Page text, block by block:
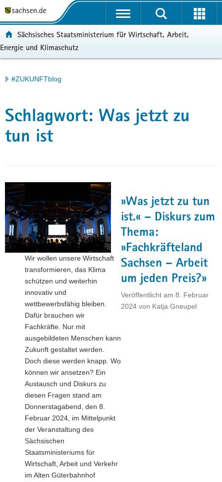
t
a
l
r
g
e
d
e
N
a
v
u
p
t
a
l
e
r
v
Portalübergreifende
Sächsisches Staatsministerium für Wirtschaft, Arbeit,
Energie und Klimaschutz
Hauptinhalt
#ZUKUNFTblog
Schlagwort: Was jetzt zu
tun ist
»Was jetzt zu tun
ist.« – Diskurs zum
Thema:
»Fachkräfteland
Sachsen – Arbeit
um jeden Preis?»
Veröffentlicht am 8. Februar
2024 von Katja Gneupel
Wir wollen unsere Wirtschaft
transformieren, das Klima
schützen und weiterhin
innovativ und
wettbewerbsfähig bleiben.
Dafür brauchen wir
Fachkräfte. Nur mit
ausgebildeten Menschen kann
Zukunft gestaltet werden.
Doch diese werden knapp. Wo
können wir ansetzen? Ein
Austausch und Diskurs zu
diesen Fragen stand am
Donnerstagabend, den 8.
Februar 2024, im Mittelpunkt
der Veranstaltung des
Sächsischen
Staatsministeriums für
Wirtschaft, Arbeit und Verkehr
im Alten Güterbahnhof